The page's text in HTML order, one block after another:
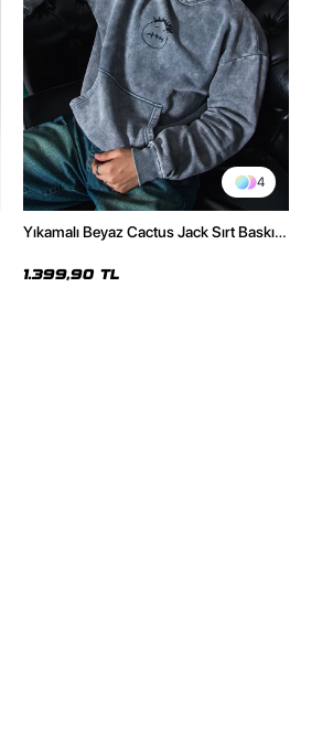
4
Yıkamalı Beyaz Cactus Jack Sırt Baskılı
1.399,90 TL